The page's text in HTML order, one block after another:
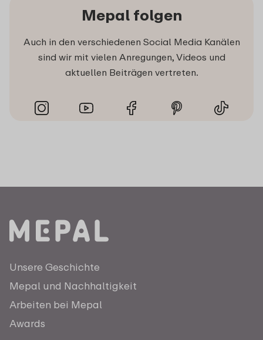
Mepal folgen
Auch in den verschiedenen Social Media Kanälen
sind wir mit vielen Anregungen, Videos und
aktuellen Beiträgen vertreten.
Unsere Geschichte
Mepal und Nachhaltigkeit
Arbeiten bei Mepal
Awards